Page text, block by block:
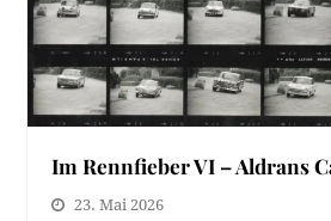
Im Rennfieber VI – Aldrans
23. Mai 2026